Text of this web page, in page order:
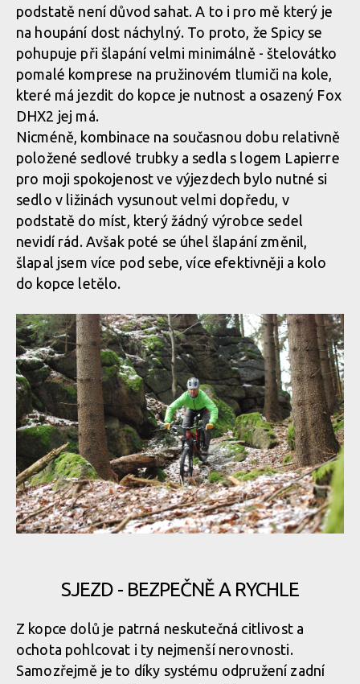
podstatě není důvod sahat. A to i pro mě který je
na houpání dost náchylný. To proto, že Spicy se
pohupuje při šlapání velmi minimálně - štelovátko
pomalé komprese na pružinovém tlumiči na kole,
které má jezdit do kopce je nutnost a osazený Fox
DHX2 jej má.
Nicméně, kombinace na současnou dobu relativně
položené sedlové trubky a sedla s logem Lapierre
pro moji spokojenost ve výjezdech bylo nutné si
sedlo v ližinách vysunout velmi dopředu, v
podstatě do míst, který žádný výrobce sedel
nevidí rád. Avšak poté se úhel šlapání změnil,
šlapal jsem více pod sebe, více efektivněji a kolo
do kopce letělo.
SJEZD - BEZPEČNĚ A RYCHLE
Z kopce dolů je patrná neskutečná citlivost a
ochota pohlcovat i ty nejmenší nerovnosti.
Samozřejmě je to díky systému odpružení zadní